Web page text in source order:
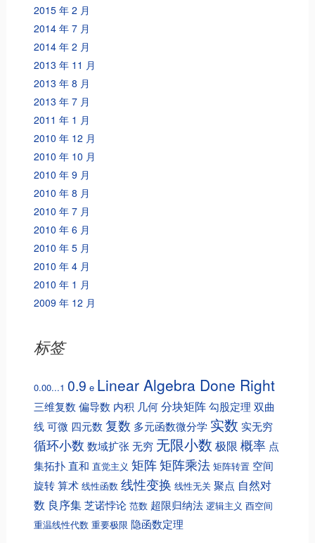
2015 年 2 月
2014 年 7 月
2014 年 2 月
2013 年 11 月
2013 年 8 月
2013 年 7 月
2011 年 1 月
2010 年 12 月
2010 年 10 月
2010 年 9 月
2010 年 8 月
2010 年 7 月
2010 年 6 月
2010 年 5 月
2010 年 4 月
2010 年 1 月
2009 年 12 月
标签
0.00...1 0.9 e Linear Algebra Done Right
三维复数 偏导数 内积 几何分块矩阵勾股定理 双曲
线可微 四元数 复数 多元函数微分学 实数 实无穷
循环小数 数域扩张无穷 无限小数 极限 概率 点
集拓扑直和 直觉主义 矩阵矩阵乘法 矩阵转置 空间
旋转算术 线性函数 线性变换 线性无关 聚点 自然对
数 良序集芝诺悖论 范数 超限归纳法 逻辑主义 酉空间
重温线性代数 重要极限 隐函数定理